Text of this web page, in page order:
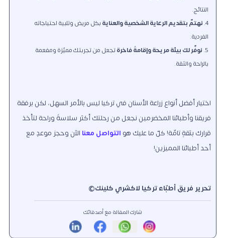
النتائج.
نهتمّ بتقديم الرعاية الشخصية والعنايةبكل مريض وتلبية احتياجاته
الفردية.
نوفّر لكبيئة مريحة وإقامةً فاخرةتجعل من تجربتك مميّزة ومفعمة
بالراحة والثقة.
اختيار أفضل أنواع زراعة الأسنان في تركيا ليس بالأمر السهل، لكن برفقة
فريقنا وأطبائنا المخضرمين نجعل من رحلتك أكثر سلاسةً وراحة لتأخذ
قرارك بثقةٍ تامّة! كلّ ما عليك هو التواصل معنا الآن وحجز موعدٍ مع
أحد أطبائنا المميزين!
تحرير فريق أطبّاء تركيا لاكشري كلينك©
شارك المقالة مع أصدقائك